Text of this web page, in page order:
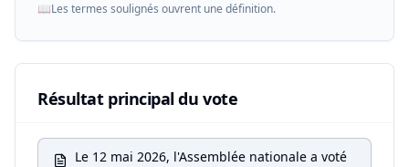
📖Les termes soulignés ouvrent une définition.
Résultat principal du vote
Le 12 mai 2026, l'Assemblée nationale a voté